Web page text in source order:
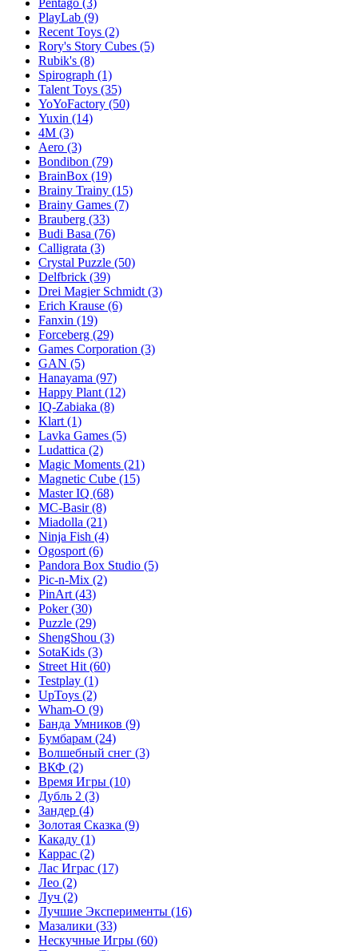
Pentago (3)
PlayLab (9)
Recent Toys (2)
Rory's Story Cubes (5)
Rubik's (8)
Spirograph (1)
Talent Toys (35)
YoYoFactory (50)
Yuxin (14)
4M (3)
Aero (3)
Bondibon (79)
BrainBox (19)
Brainy Trainy (15)
Brainy Games (7)
Brauberg (33)
Budi Basa (76)
Calligrata (3)
Crystal Puzzle (50)
Delfbrick (39)
Drei Magier Schmidt (3)
Erich Krause (6)
Fanxin (19)
Forceberg (29)
Games Corporation (3)
GAN (5)
Hanayama (97)
Happy Plant (12)
IQ-Zabiaka (8)
Klart (1)
Lavka Games (5)
Ludattica (2)
Magic Moments (21)
Magnetic Cube (15)
Master IQ (68)
MC-Basir(8)
Miadolla (21)
Ninja Fish (4)
Ogosport (6)
Pandora Box Studio (5)
Pic-n-Mix (2)
PinArt (43)
Poker(30)
Puzzle (29)
ShengShou (3)
SotaKids (3)
Street Hit (60)
Testplay (1)
UpToys (2)
Wham-O (9)
Банда Умников (9)
Бумбарам (24)
Волшебный снег (3)
ВКФ (2)
Время Игры (10)
Дубль 2 (3)
Зандер (4)
Золотая Сказка (9)
Какаду (1)
Каррас (2)
Лас Играс (17)
Лео (2)
Луч (2)
Лучшие Эксперименты (16)
Мазалики (33)
Нескучные Игры (60)